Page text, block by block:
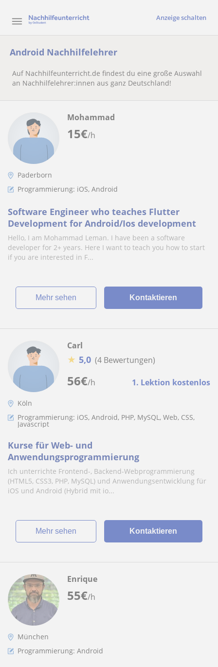
Anzeige schalten
Android Nachhilfelehrer
Auf Nachhilfeunterricht.de findest du eine große Auswahl
an Nachhilfelehrer:innen aus ganz Deutschland!
15€/h
Mohammad
Paderborn
Programmierung: iOS, Android
Software Engineer who teaches Flutter
Development for Android/Ios development
Hello, I am Mohammad Leman. I have been a software
developer for 2+ years. Here I want to teach you how to start
if you are interested in F...
Mehr sehen Kontaktieren
56€/h 1. Lektion kostenlos
Carl
★ 5,0 (4 Bewertungen)
Köln
Programmierung: iOS, Android, PHP, MySQL, Web, CSS,
Javascript
Kurse für Web- und
Anwendungsprogrammierung
Ich unterrichte Frontend-, Backend-Webprogrammierung
(HTML5, CSS3, PHP, MySQL) und Anwendungsentwicklung für
iOS und Android (Hybrid mit io...
Mehr sehen Kontaktieren
55€/h
Enrique
München
Programmierung: Android